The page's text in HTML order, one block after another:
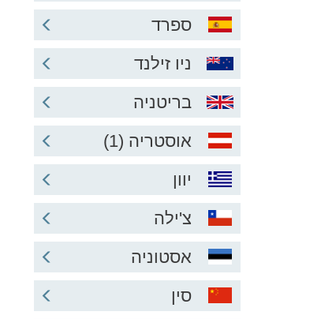
ספרד
ניו זילנד
בריטניה
אוסטריה (1)
יוון
צ'ילה
אסטוניה
סין